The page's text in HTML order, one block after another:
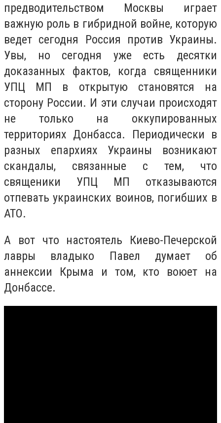
предводительством Москвы играет
важную роль в гибридной войне, которую
ведет сегодня Россия против Украины.
Увы, но сегодня уже есть десятки
доказанных фактов, когда священники
УПЦ МП в открытую становятся на
сторону России. И эти случаи происходят
не только на оккупированных
территориях Донбасса. Периодически в
разных епархиях Украины возникают
скандалы, связанные с тем, что
священики УПЦ МП отказываются
отпевать украинских воинов, погибших в
АТО.
А вот что настоятель Киево-Печерской
лавры владыко Павел думает об
аннексии Крыма и том, кто воюет на
Донбассе.